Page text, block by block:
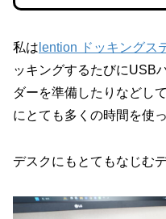
私は lention ドッキングス
ッキングするたびにUSB
ダーを準備したりなどし
にとても多くの時間を使
デスクにもとてもなじむ